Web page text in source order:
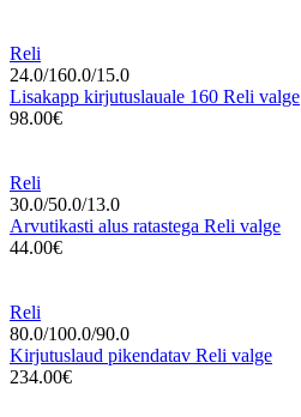
Reli
24.0/160.0/15.0
Lisakapp kirjutuslauale 160 Reli valge
98.00€
Reli
30.0/50.0/13.0
Arvutikasti alus ratastega Reli valge
44.00€
Reli
80.0/100.0/90.0
Kirjutuslaud pikendatav Reli valge
234.00€